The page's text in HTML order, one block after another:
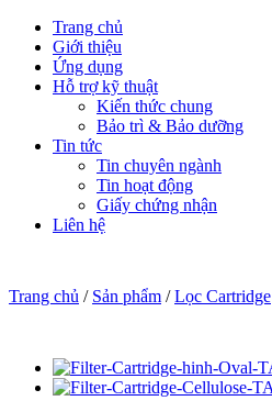
Trang chủ
Giới thiệu
Ứng dụng
Hỗ trợ kỹ thuật
Kiến thức chung
Bảo trì & Bảo dưỡng
Tin tức
Tin chuyên ngành
Tin hoạt động
Giấy chứng nhận
Liên hệ
Trang chủ / Sản phẩm / Lọc Cartridge